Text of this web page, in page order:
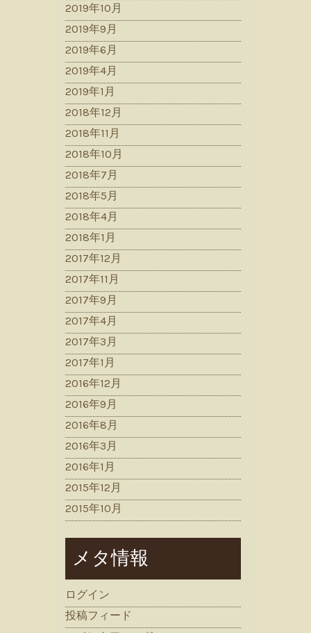
2019年10月
2019年9月
2019年6月
2019年4月
2019年1月
2018年12月
2018年11月
2018年10月
2018年7月
2018年5月
2018年4月
2018年1月
2017年12月
2017年11月
2017年9月
2017年4月
2017年3月
2017年1月
2016年12月
2016年9月
2016年8月
2016年3月
2016年1月
2015年12月
2015年10月
メタ情報
ログイン
投稿フィード